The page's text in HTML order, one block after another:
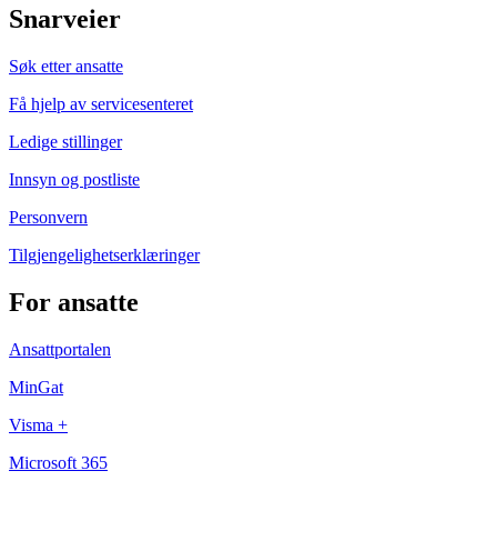
Snarveier
Søk etter ansatte
Få hjelp av servicesenteret
Ledige stillinger
Innsyn og postliste
Personvern
Tilgjengelighetserklæringer
For ansatte
Ansattportalen
MinGat
Visma +
Microsoft 365